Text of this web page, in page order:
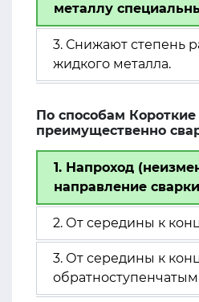
металлу
3. Снижают степень
жидкого металла.
По способам
преимущественно
1. Напроход
направление
2. От середины к
3. От середины к